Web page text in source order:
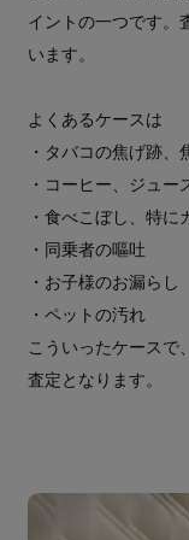
イントの一つです。
います。
よくあるケースは
・タバコの焦げ跡、
・コーヒー、ジュー
・食べこぼし、特
・同乗者の嘔吐
・お子様のお漏らし
・ペットの汚れ
こういったケースで
査定となります。